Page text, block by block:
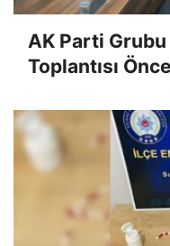
AK Parti
Toplantısı